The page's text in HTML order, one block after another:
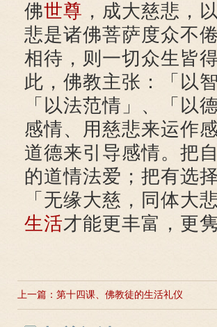
佛世尊 ，成大慈悲，
悲是诸佛菩萨度众不
相待，则一切众生皆
此，佛教主张：「以
「以法范情」、「以
感情、用慈悲来运作
道德来引导感情。把
的道情法爱；把有选
「无缘大慈，同体大
生活才能更丰富，更隽
上一篇： 第十四课、佛教徒的生活礼仪